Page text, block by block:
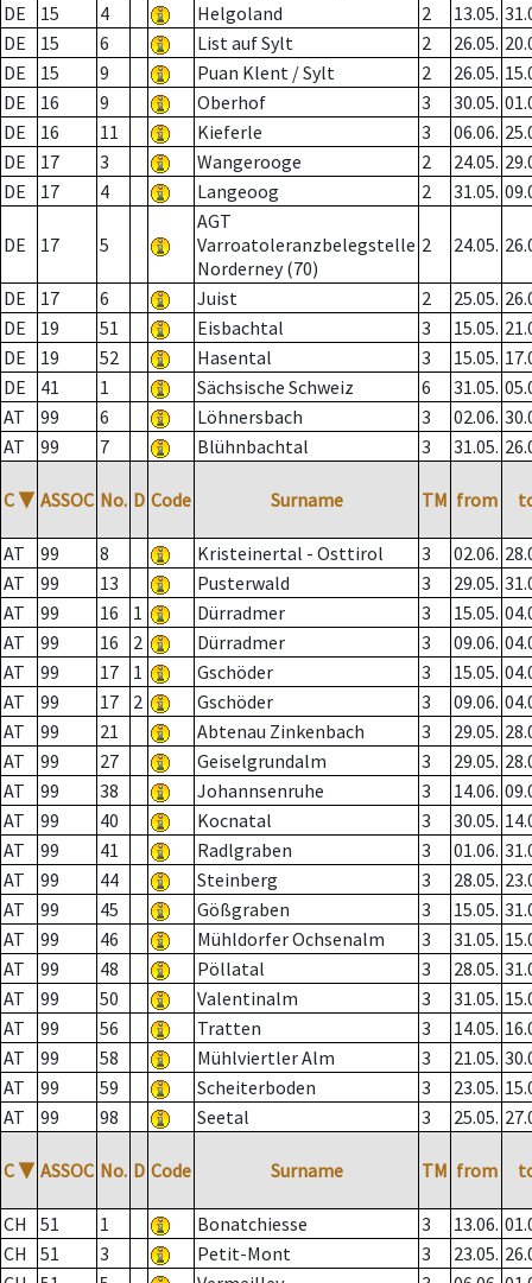
DE
15 4 Helgoland 2 13.05.
DE
15 6 List auf Sylt 2 26.05.
DE
15 9 Puan Klent / Sylt 2 26.05.
DE
16 9 Oberhof 3 30.05.
DE
16 11 Kieferle 3 06.06.
DE
17 3 Wangerooge 2 24.05.
DE
17 4 Langeoog 2 31.05.
DE 17 5
AGT
Varroatoleranzbelegstelle
Norderney (70)
2 24.05.
DE 17 6 Juist 2 25.05.
DE
19 51 Eisbachtal 3 15.05.
DE
19 52 Hasental 3 15.05.
DE
41 1 Sächsische Schweiz 6 31.05.
AT
99 6 Löhnersbach 3 02.06.
AT
99 7 Blühnbachtal 3 31.05.
C ▼ ASSOC No. D Code Surname TM from
AT 99 8 Kristeinertal - Osttirol 3 02.06.
AT
99 13 Pusterwald 3 29.05.
AT
99 16 1 Dürradmer 3 15.05.
AT
99 16 2 Dürradmer 3 09.06.
AT
99 17 1 Gschöder 3 15.05.
AT
99 17 2 Gschöder 3 09.06.
AT
99 21 Abtenau Zinkenbach 3 29.05.
AT
99 27 Geiselgrundalm 3 29.05.
AT
99 38 Johannsenruhe 3 14.06.
AT
99 40 Kocnatal 3 30.05.
AT
99 41 Radlgraben 3 01.06.
AT
99 44 Steinberg 3 28.05.
AT
99 45 Gößgraben 3 15.05.
AT
99 46 Mühldorfer Ochsenalm 3 31.05.
AT
99 48 Pöllatal 3 28.05.
AT
99 50 Valentinalm 3 31.05.
AT
99 56 Tratten 3 14.05.
AT
99 58 Mühlviertler Alm 3 21.05.
AT
99 59 Scheiterboden 3 23.05.
AT
99 98 Seetal 3 25.05.
C ▼ ASSOC No. D Code Surname TM from
CH 51 1 Bonatchiesse 3 13.06.
CH
51 3 Petit-Mont 3 23.05.